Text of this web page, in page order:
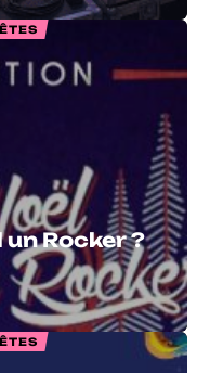
un Rocker ?